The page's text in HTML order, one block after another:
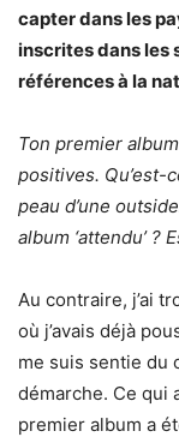
capter dans les
inscrites dans les
références à la
Ton premier
positives. Qu’est-
peau d’une
album ‘attendu’ ?
Au contraire, j’ai
où j’avais déjà
me suis sentie du
démarche. Ce qui
premier album a